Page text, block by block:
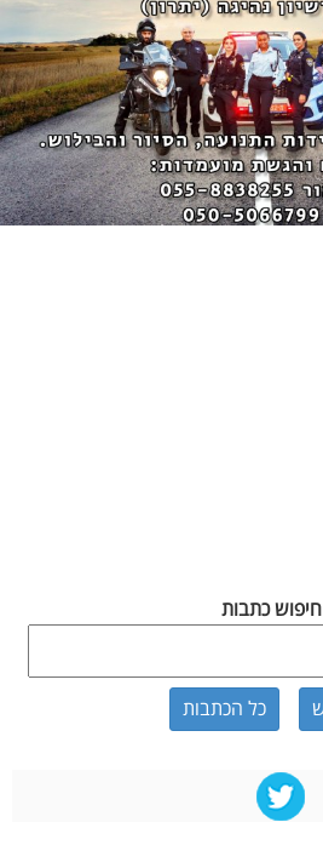
חיפוש כתבות
כל הכתבות